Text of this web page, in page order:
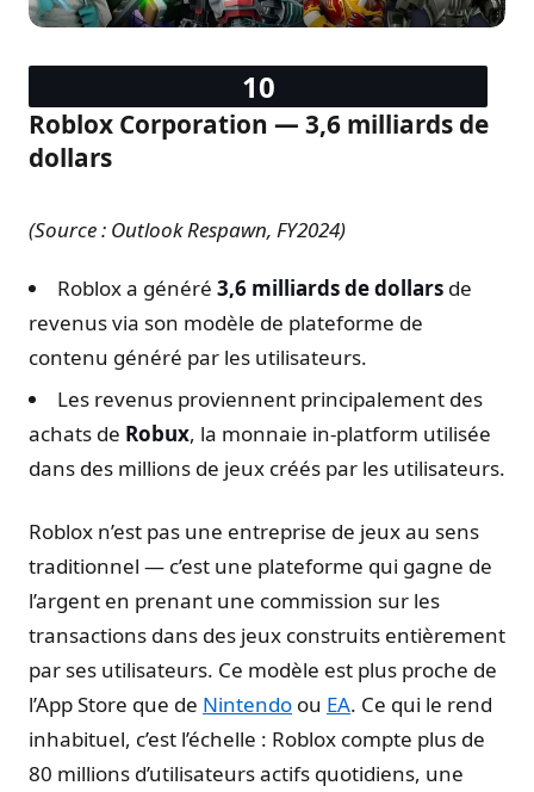
Roblox Corporation — 3,6 milliards de
dollars
(Source : Outlook Respawn, FY2024)
Roblox a généré 3,6 milliards de dollars de
revenus via son modèle de plateforme de
contenu généré par les utilisateurs.
Les revenus proviennent principalement des
achats de Robux, la monnaie in-platform utilisée
dans des millions de jeux créés par les utilisateurs.
Roblox n’est pas une entreprise de jeux au sens
traditionnel — c’est une plateforme qui gagne de
l’argent en prenant une commission sur les
transactions dans des jeux construits entièrement
par ses utilisateurs. Ce modèle est plus proche de
l’App Store que de Nintendo ou EA. Ce qui le rend
inhabituel, c’est l’échelle : Roblox compte plus de
80 millions d’utilisateurs actifs quotidiens, une